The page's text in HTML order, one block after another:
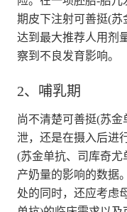
期皮下注射可善挺(苏
达到最大推荐人用剂
察到不良发育影响。
2、哺乳期
尚不清楚可善挺(苏
泄，还是在摄入后进
(苏金单抗、司库奇
产奶量的影响的数据
处的同时，还应考虑